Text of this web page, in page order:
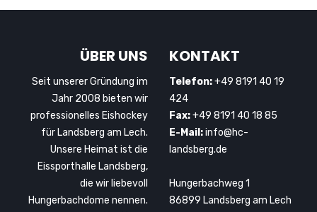
ÜBER UNS
Seit unserer Gründung im
Jahr 2008 bieten wir
professionelles Eishockey
für Landsberg am Lech.
Unsere Heimat ist die
Eissporthalle Landsberg,
die wir liebevoll
Hungerbachdome nennen.
KONTAKT
Telefon:+49 8191 40 19
424
Fax:+49 8191 40 18 85
E-Mail:info@hc-
landsberg.de
Hungerbachweg 1
86899 Landsberg am Lech